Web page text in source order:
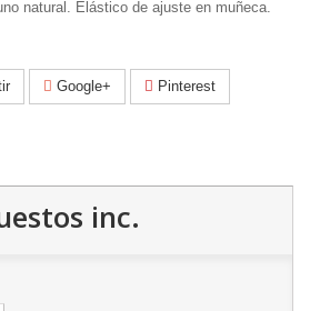
natural. Elástico de ajuste en muñeca.
Google+ Pinterest
inc.